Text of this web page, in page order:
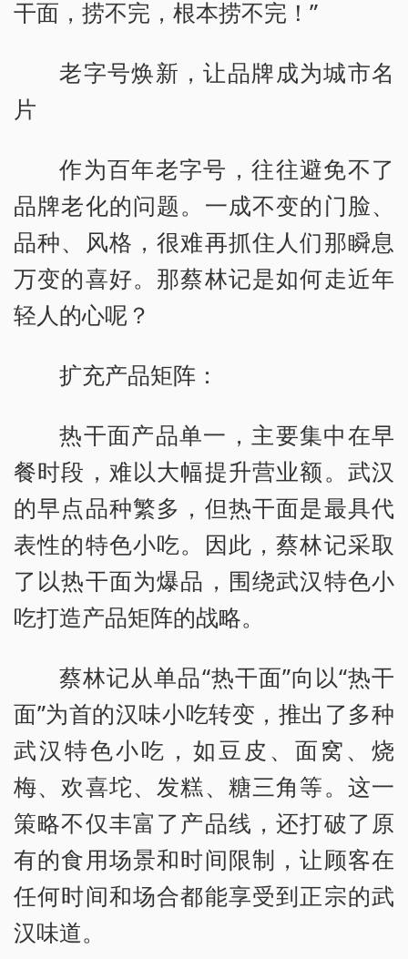
干面，捞不完，根本捞不完！”
老字号焕新，让品牌成为城市名
片
作为百年老字号，往往避免不了
品牌老化的问题。一成不变的门脸、
品种、风格，很难再抓住人们那瞬息
万变的喜好。那蔡林记是如何走近年
轻人的心呢？
扩充产品矩阵：
热干面产品单一，主要集中在早
餐时段，难以大幅提升营业额。武汉
的早点品种繁多，但热干面是最具代
表性的特色小吃。因此，蔡林记采取
了以热干面为爆品，围绕武汉特色小
吃打造产品矩阵的战略。
蔡林记从单品“热干面”向以“热干
面”为首的汉味小吃转变，推出了多种
武汉特色小吃，如豆皮、面窝、烧
梅、欢喜坨、发糕、糖三角等。这一
策略不仅丰富了产品线，还打破了原
有的食用场景和时间限制，让顾客在
任何时间和场合都能享受到正宗的武
汉味道。